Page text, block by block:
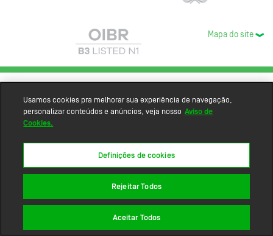
Mapa do site
Usamos cookies pra melhorar sua experiência de navegação,
personalizar conteúdos e anúncios, veja nosso Aviso de
Cookies.
Definições de cookies
Rejeitar Todos
Aceitar Todos